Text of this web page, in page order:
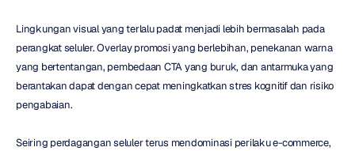
Lingkungan visual yang terlalu padat menjadi lebih bermasalah pada
perangkat seluler. Overlay promosi yang berlebihan, penekanan warna
yang bertentangan, pembedaan CTA yang buruk, dan antarmuka yang
berantakan dapat dengan cepat meningkatkan stres kognitif dan risiko
pengabaian.
Seiring perdagangan seluler terus mendominasi perilaku e-commerce,